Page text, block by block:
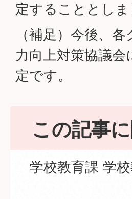
定することとしま
（補足）今後、
力向上対策協議
定です。
この記事
学校教育課 学